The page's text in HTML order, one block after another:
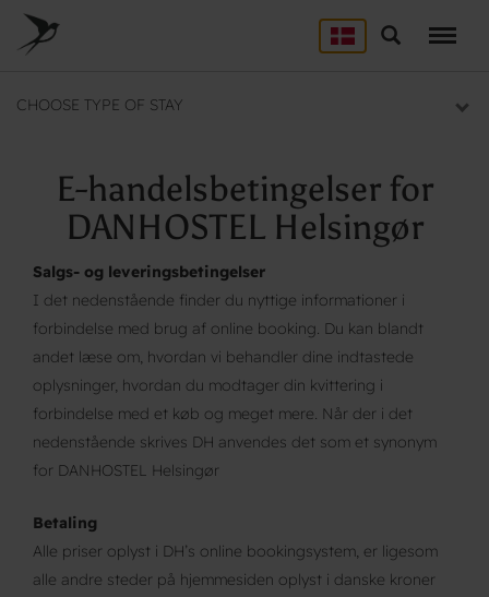
main
Søg
CHOOSE TYPE OF STAY
LEJRSKOLE
KURSUS
Mødelokaler og mødepakker
GRUPPER
Overnatning til grupper
E-handelsbetingelser for
DANHOSTEL Helsingør
Salgs- og leveringsbetingelser
I det nedenstående finder du nyttige informationer i
forbindelse med brug af online booking. Du kan blandt
andet læse om, hvordan vi behandler dine indtastede
oplysninger, hvordan du modtager din kvittering i
forbindelse med et køb og meget mere. Når der i det
nedenstående skrives DH anvendes det som et synonym
for DANHOSTEL Helsingør
Betaling
Alle priser oplyst i DH’s online bookingsystem, er ligesom
alle andre steder på hjemmesiden oplyst i danske kroner